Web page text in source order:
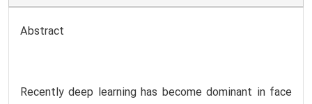
Abstract
Recently deep learning has become dominant in face